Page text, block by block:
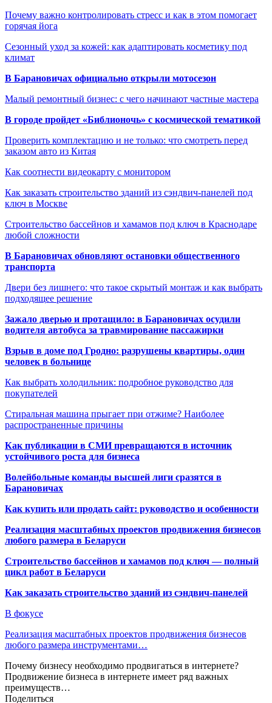
Почему важно контролировать стресс и как в этом помогает
горячая йога
Сезонный уход за кожей: как адаптировать косметику под
климат
В Барановичах официально открыли мотосезон
Малый ремонтный бизнес: с чего начинают частные мастера
В городе пройдет «Библионочь» с космической тематикой
Проверить комплектацию и не только: что смотреть перед
заказом авто из Китая
Как соотнести видеокарту с монитором
Как заказать строительство зданий из сэндвич-панелей под
ключ в Москве
Строительство бассейнов и хамамов под ключ в Краснодаре
любой сложности
В Барановичах обновляют остановки общественного
транспорта
Двери без лишнего: что такое скрытый монтаж и как выбрать
подходящее решение
Зажало дверью и протащило: в Барановичах осудили
водителя автобуса за травмирование пассажирки
Взрыв в доме под Гродно: разрушены квартиры, один
человек в больнице
Как выбрать холодильник: подробное руководство для
покупателей
Стиральная машина прыгает при отжиме? Наиболее
распространенные причины
Как публикации в СМИ превращаются в источник
устойчивого роста для бизнеса
Волейбольные команды высшей лиги сразятся в
Барановичах
Как купить или продать сайт: руководство и особенности
Реализация масштабных проектов продвижения бизнесов
любого размера в Беларуси
Строительство бассейнов и хамамов под ключ — полный
цикл работ в Беларуси
Как заказать строительство зданий из сэндвич-панелей
В фокусе
Реализация масштабных проектов продвижения бизнесов
любого размера инструментами…
Почему бизнесу необходимо продвигаться в интернете?
Продвижение бизнеса в интернете имеет ряд важных
преимуществ…
Поделиться